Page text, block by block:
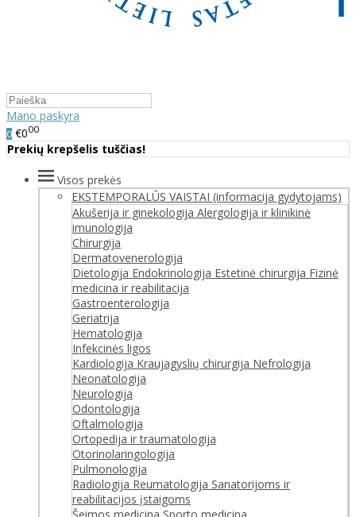
Mano paskyra
0 €000
Prekių krepšelis tuščias!
Visos prekės
EKSTEMPORALŪS VAISTAI (informacija gydytojams)
Akušerija ir ginekologija Alergologija ir klinikinė
imunologija
Chirurgija
Dermatovenerologija
Dietologija Endokrinologija Estetinė chirurgija Fizinė
medicina ir reabilitacija
Gastroenterologija
Geriatrija
Hematologija
Infekcinės ligos
Kardiologija Kraujagyslių chirurgija Nefrologija
Neonatologija
Neurologija
Odontologija
Oftalmologija
Ortopedija ir traumatologija
Otorinolaringologija
Pulmonologija
Radiologija Reumatologija Sanatorijoms ir
reabilitacijos įstaigoms
Šeimos medicina Sporto medicina